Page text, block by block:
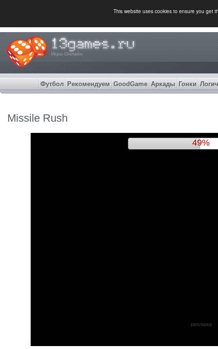
This website uses cookies to ensure you get
Игры Онлайн
Футбол Рекомендуем GoodGame Аркады Гонки
Missile Rush
52%
реклама